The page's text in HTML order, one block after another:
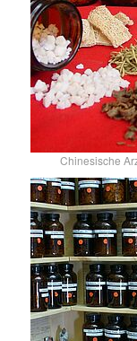
Chinesische